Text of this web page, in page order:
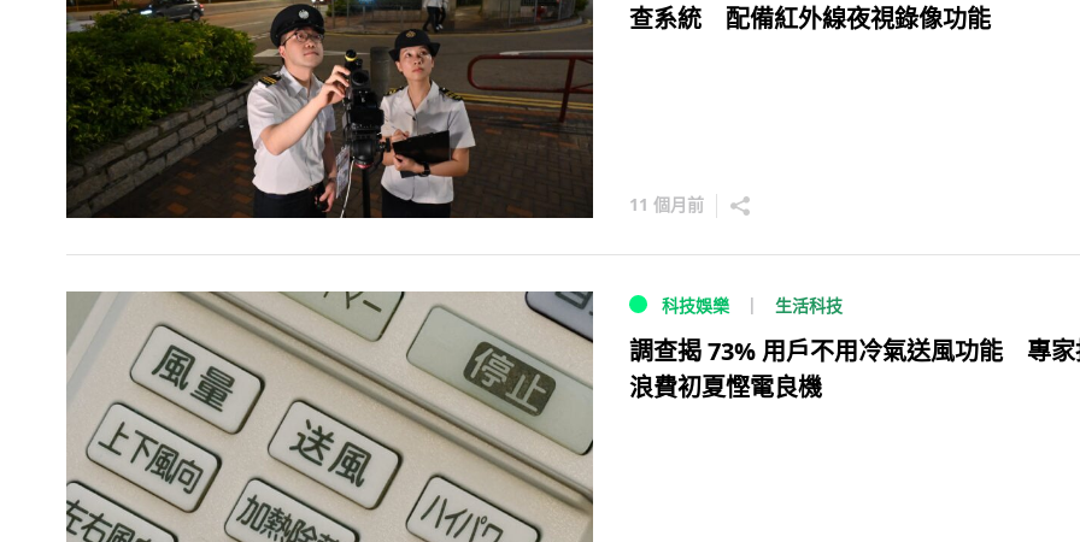
查系統 配備紅外線夜視錄像功能
11 個月前
科技娛樂 生活科技
調查揭 73% 用戶不用冷氣送風功能 專
浪費初夏慳電良機